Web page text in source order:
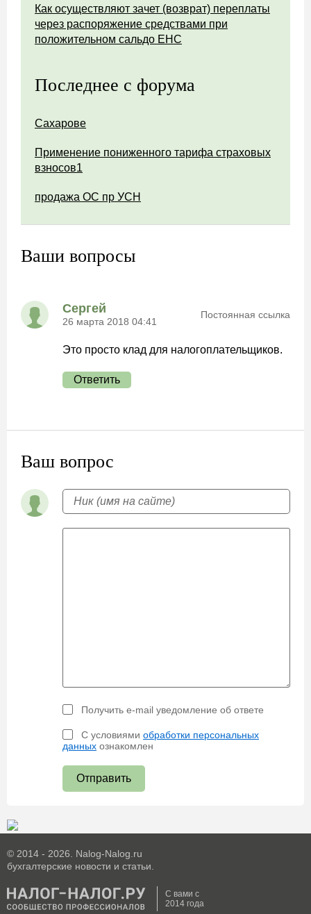
Как осуществляют зачет (возврат) переплаты
через распоряжение средствами при
положительном сальдо ЕНС
Последнее с форума
Сахарове
Применение пониженного тарифа страховых
взносов1
продажа ОС пр УСН
Ваши вопросы
Сергей
26 марта 2018 04:41
Постоянная ссылка
Это просто клад для налогоплательщиков.
Ответить
Ваш вопрос
Получить e-mail уведомление об ответе
С условиями обработки персональных
данных ознакомлен
Отправить
© 2014 - 2026. Nalog-Nalog.ru
бухгалтерские новости и статьи.
С вами с
2014 года